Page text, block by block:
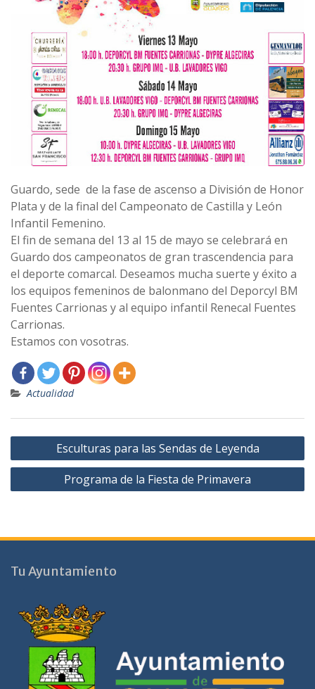
Guardo, sede de la fase de ascenso a División de Honor
Plata y de la final del Campeonato de Castilla y León
Infantil Femenino.
El fin de semana del 13 al 15 de mayo se celebrará en
Guardo dos campeonatos de gran trascendencia para
el deporte comarcal. Deseamos mucha suerte y éxito a
los equipos femeninos de balonmano del Deporcyl BM
Fuentes Carrionas y al equipo infantil Renecal Fuentes
Carrionas.
Estamos con vosotras.
Actualidad
Navegación
de
entradas
Esculturas para las Sendas de Leyenda
Programa de la Fiesta de Primavera
Tu Ayuntamiento